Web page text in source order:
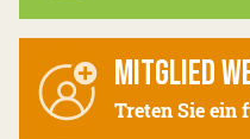
MITGLIED
Treten Sie ein